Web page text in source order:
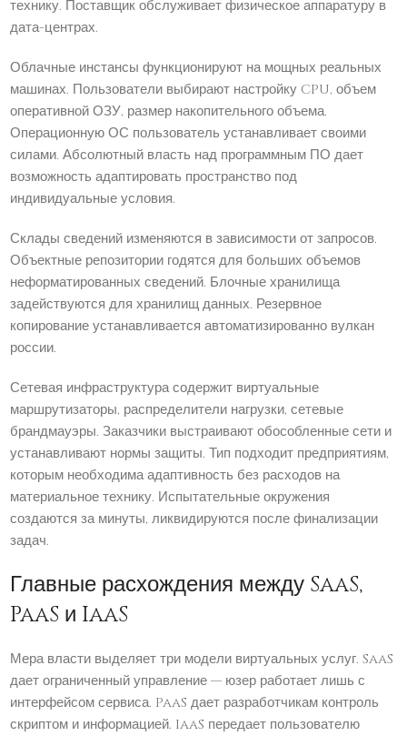
технику. Поставщик обслуживает физическое аппаратуру в
дата-центрах.
Облачные инстансы функционируют на мощных реальных
машинах. Пользователи выбирают настройку CPU, объем
оперативной ОЗУ, размер накопительного объема.
Операционную ОС пользователь устанавливает своими
силами. Абсолютный власть над программным ПО дает
возможность адаптировать пространство под
индивидуальные условия.
Склады сведений изменяются в зависимости от запросов.
Объектные репозитории годятся для больших объемов
неформатированных сведений. Блочные хранилища
задействуются для хранилищ данных. Резервное
копирование устанавливается автоматизированно вулкан
россии.
Сетевая инфраструктура содержит виртуальные
маршрутизаторы, распределители нагрузки, сетевые
брандмауэры. Заказчики выстраивают обособленные сети и
устанавливают нормы защиты. Тип подходит предприятиям,
которым необходима адаптивность без расходов на
материальное технику. Испытательные окружения
создаются за минуты, ликвидируются после финализации
задач.
Главные расхождения между SaaS,
PaaS и IaaS
Мера власти выделяет три модели виртуальных услуг. SaaS
дает ограниченный управление — юзер работает лишь с
интерфейсом сервиса. PaaS дает разработчикам контроль
скриптом и информацией. IaaS передает пользователю